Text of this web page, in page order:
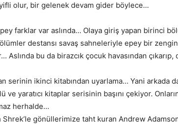
olur, bir gelenek devam gider böylece…
farklar var aslında… Olaya giriş yapan birinci
destansı savaş sahneleriyle epey bir
Aslında bu da birazcık çocuk havasından çıkarıp,
serinin ikinci kitabından uyarlama… Yani arkada
yaratıcı kitaplar serisinin başını çekiyor.
herhalde…
gönüllerimize taht kuran Andrew